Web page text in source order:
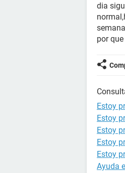
dia
por
Estoy
Estoy
Estoy
Estoy
Estoy
Ayuda